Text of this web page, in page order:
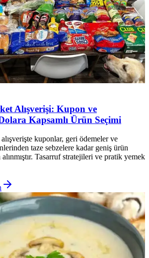
Alışverişi: Kupon ve
Kapsamlı Ürün Seçimi
kuponlar, geri ödemeler ve
taze sebzelere kadar geniş ürün
Tasarruf stratejileri ve pratik yemek